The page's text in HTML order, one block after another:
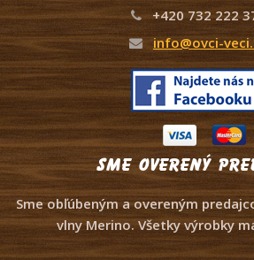
+420 732 222
info@ovci-
Sme overený
Sme obľúbeným a overeným
vlny Merino. Všetky výrobky